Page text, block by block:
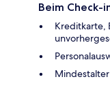
Beim Check-
Kreditkarte,